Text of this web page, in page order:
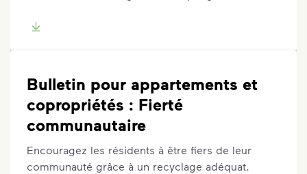
Bulletin pour appartements et
copropriétés : Fierté
communautaire
Encouragez les résidents à être fiers de leur
communauté grâce à un recyclage adéquat.